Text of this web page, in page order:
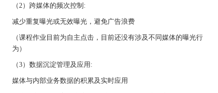
（2）跨媒体的频次控制:
减少重复曝光或无效曝光，避免广告浪费
（课程作业目前为自主点击，目前还没有涉及不同媒体的曝光行
为）
（3）数据沉淀管理及应用:
媒体与内部业务数据的积累及实时应用